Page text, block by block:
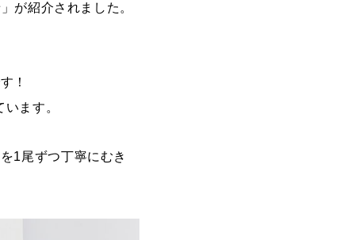
が紹介されました。
！
ます。
1尾ずつ丁寧にむき